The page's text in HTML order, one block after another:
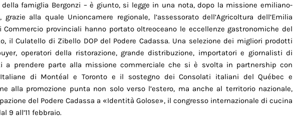
famiglia Bergonzi – è giunto, si legge in una nota, dopo la missione emiliano-
alla quale Unioncamere regionale, l’assessorato dell’Agricoltura dell’Emilia
Commercio provinciali hanno portato oltreoceano le eccellenze gastronomiche del
il Culatello di Zibello DOP del Podere Cadassa. Una selezione dei migliori prodotti
operatori della ristorazione, grande distribuzione, importatori e giornalisti di
a prendere parte alla missione commerciale che si è svolta in partnership con
di Montéal e Toronto e il sostegno dei Consolati italiani del Québec e
alla promozione punta non solo verso l’estero, ma anche al territorio nazionale,
del Podere Cadassa a «Identità Golose», il congresso internazionale di cucina
9 all’11 febbraio.